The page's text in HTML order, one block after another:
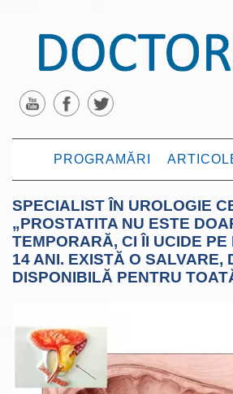
PROGRAMĂRI
SPECIALIST ÎN UROLOGIE
„PROSTATITA NU ESTE
TEMPORARĂ, CI ÎI UCIDE
14 ANI. EXISTĂ O SALVARE,
DISPONIBILĂ PENTRU